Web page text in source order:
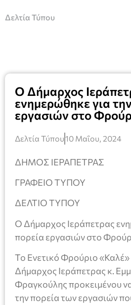
Δελτία Τύπου
Ο Δήμαρχος
ενημερώθηκε για
εργασιών στο
Δελτία Τύπου10 Μαΐου, 2024
ΔΗΜΟΣ ΙΕΡΑΠΕΤΡΑΣ
ΓΡΑΦΕΙΟ ΤΥΠΟΥ
ΔΕΛΤΙΟ ΤΥΠΟΥ
Ο Δήμαρχος Ιεράπετρας
πορεία εργασιών στο
Το Ενετικό Φρούριο
Δήμαρχος Ιεράπετρας κ.
Φραγκούλης προκειμένου
την πορεία των εργασιών